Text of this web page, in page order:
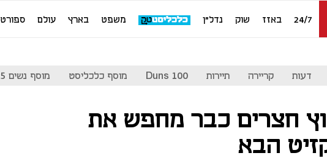
24/7 באזז שוק נדל"ן משפט בארץ עולם ספורט
דעות קריירה תיירות Duns 100 מוסף כלכליסט מוסף נשים 2025
חצרים כבר מחפש את
הבא